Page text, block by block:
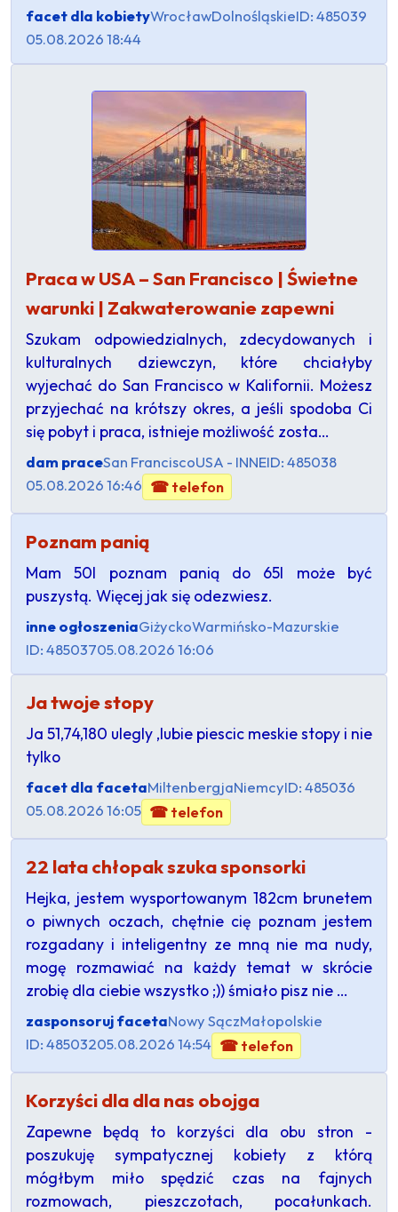
facet dla kobietyWrocławDolnośląskieID: 485039
05.08.2026 18:44
Praca w USA – San Francisco | Świetne
warunki | Zakwaterowanie zapewni
Szukam odpowiedzialnych, zdecydowanych i
kulturalnych dziewczyn, które chciałyby
wyjechać do San Francisco w Kalifornii. Możesz
przyjechać na krótszy okres, a jeśli spodoba Ci
się pobyt i praca, istnieje możliwość zosta…
dam praceSan FranciscoUSA - INNEID: 485038
05.08.2026 16:46 ☎ telefon
Poznam panią
Mam 50l poznam panią do 65l może być
puszystą. Więcej jak się odezwiesz.
inne ogłoszeniaGiżyckoWarmińsko-Mazurskie
ID: 48503705.08.2026 16:06
Ja twoje stopy
Ja 51,74,180 ulegly ,lubie piescic meskie stopy i nie
tylko
facet dla facetaMiltenbergjaNiemcyID: 485036
05.08.2026 16:05 ☎ telefon
22 lata chłopak szuka sponsorki
Hejka, jestem wysportowanym 182cm brunetem
o piwnych oczach, chętnie cię poznam jestem
rozgadany i inteligentny ze mną nie ma nudy,
mogę rozmawiać na każdy temat w skrócie
zrobię dla ciebie wszystko ;)) śmiało pisz nie …
zasponsoruj facetaNowy SączMałopolskie
ID: 48503205.08.2026 14:54 ☎ telefon
Korzyści dla dla nas obojga
Zapewne będą to korzyści dla obu stron -
poszukuję sympatycznej kobiety z którą
mógłbym miło spędzić czas na fajnych
rozmowach, pieszczotach, pocałunkach.